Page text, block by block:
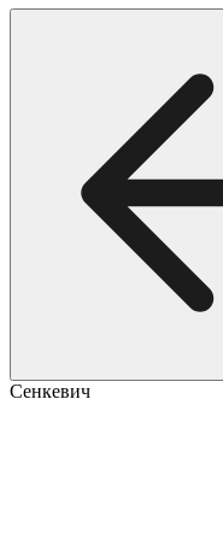
Сенкевич